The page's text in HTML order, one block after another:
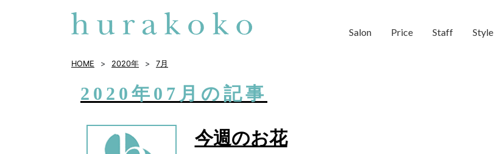
Salon Price Staff Style
HOME 2020年 7月
2020年07月の記事
今週のお花